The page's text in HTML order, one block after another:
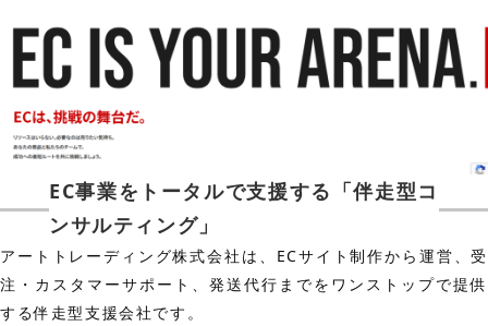
EC事業をトータルで支援する「伴走型コ
ンサルティング」
アートトレーディング株式会社は、ECサイト制作から運営、受
注・カスタマーサポート、発送代行までをワンストップで提供
する伴走型支援会社です。